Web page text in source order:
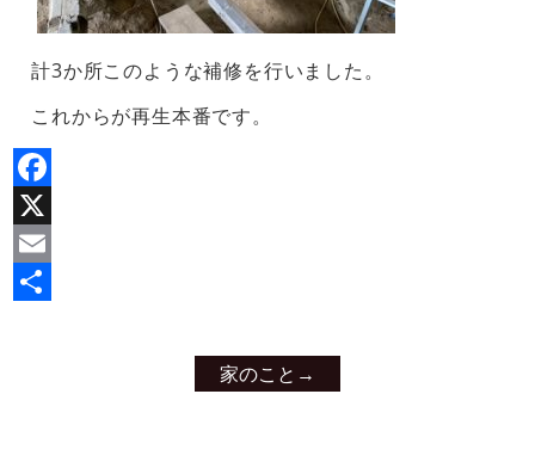
計3か所このような補修を行いました。
これからが再生本番です。
Facebook
X
Email
家のこと →